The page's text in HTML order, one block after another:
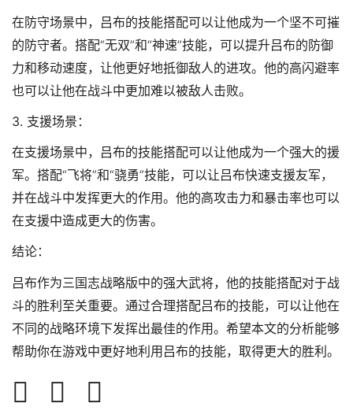
在防守场景中，吕布的技能搭配可以让他成为一个坚不可摧
的防守者。搭配“无双”和“神速”技能，可以提升吕布的防御
力和移动速度，让他更好地抵御敌人的进攻。他的高闪避率
也可以让他在战斗中更加难以被敌人击败。
3. 支援场景：
在支援场景中，吕布的技能搭配可以让他成为一个强大的援
军。搭配“飞将”和“骁勇”技能，可以让吕布快速支援友军，
并在战斗中发挥更大的作用。他的高攻击力和暴击率也可以
在支援中造成更大的伤害。
结论：
吕布作为三国志战略版中的强大武将，他的技能搭配对于战
斗的胜利至关重要。通过合理搭配吕布的技能，可以让他在
不同的战略环境下发挥出最佳的作用。希望本文的分析能够
帮助你在游戏中更好地利用吕布的技能，取得更大的胜利。